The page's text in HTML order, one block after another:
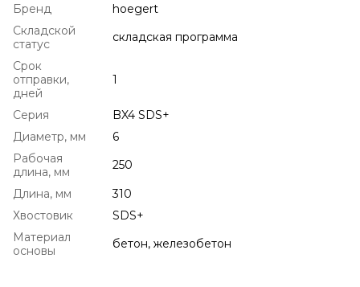
Бренд
hoegert
Складской
статус
складская программа
Срок
отправки,
дней
1
Серия
BX4 SDS+
Диаметр, мм
6
Рабочая
длина, мм
250
Длина, мм
310
Хвостовик
SDS+
Материал
основы
бетон, железобетон